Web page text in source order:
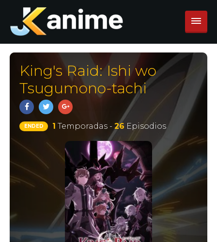
King's Raid: Ishi wo
Tsugumono-tachi
ENDED 1 Temporadas - 26 Episodios